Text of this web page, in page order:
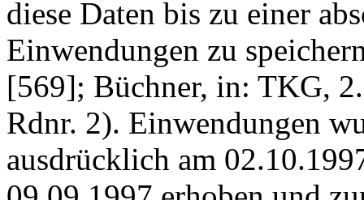
diese Daten bis zu einer
Einwendungen zu
[569]; Büchner, in: TKG,
Rdnr. 2). Einwendungen
ausdrücklich am